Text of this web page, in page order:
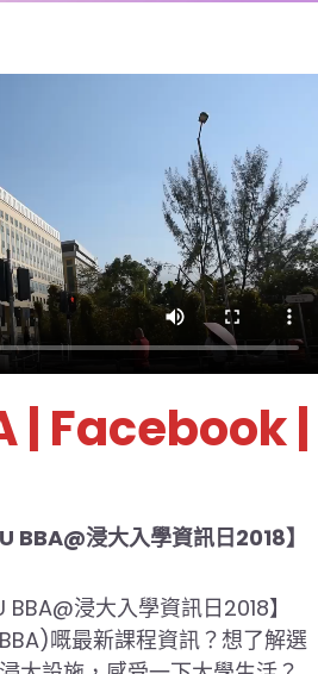
| Facebook |
BBA@浸大入學資訊日2018】
BBA@浸大入學資訊日2018】
嘅最新課程資訊？想了解選